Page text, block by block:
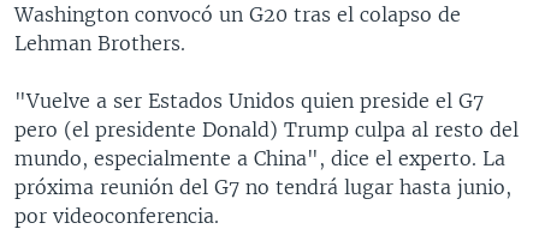
Washington convocó un G20 tras el colapso de
Lehman Brothers.
"Vuelve a ser Estados Unidos quien preside el G7
pero (el presidente Donald) Trump culpa al resto del
mundo, especialmente a China", dice el experto. La
próxima reunión del G7 no tendrá lugar hasta junio,
por videoconferencia.